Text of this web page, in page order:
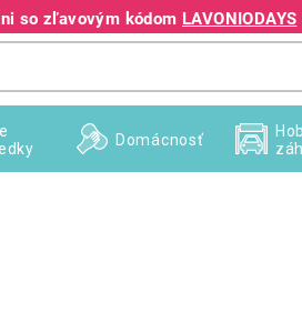
so zľavovým kódom LAVONIODAYS
+421 940 995 209
Domácnosť